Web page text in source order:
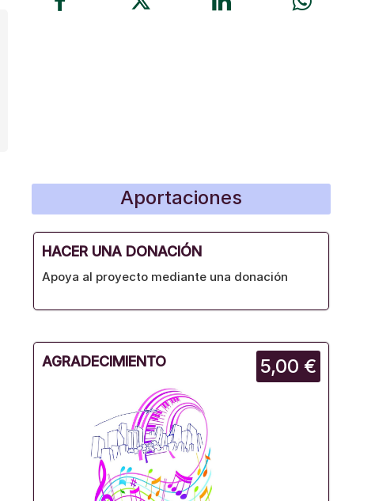
Aportaciones
HACER UNA DONACIÓN
Apoya al proyecto mediante una donación
5,00 €
AGRADECIMIENTO